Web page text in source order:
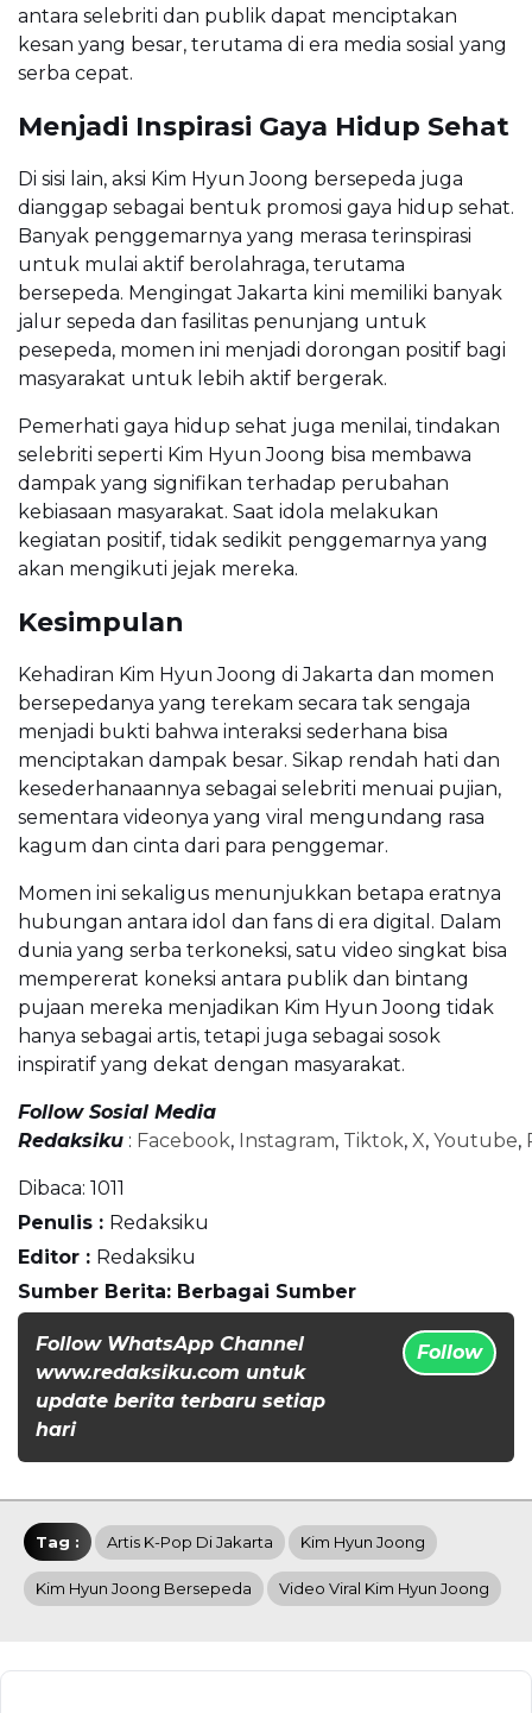
antara selebriti dan publik dapat menciptakan
kesan yang besar, terutama di era media sosial yang
serba cepat.
Menjadi Inspirasi Gaya Hidup Sehat
Di sisi lain, aksi Kim Hyun Joong bersepeda juga
dianggap sebagai bentuk promosi gaya hidup sehat.
Banyak penggemarnya yang merasa terinspirasi
untuk mulai aktif berolahraga, terutama
bersepeda. Mengingat Jakarta kini memiliki banyak
jalur sepeda dan fasilitas penunjang untuk
pesepeda, momen ini menjadi dorongan positif bagi
masyarakat untuk lebih aktif bergerak.
Pemerhati gaya hidup sehat juga menilai, tindakan
selebriti seperti Kim Hyun Joong bisa membawa
dampak yang signifikan terhadap perubahan
kebiasaan masyarakat. Saat idola melakukan
kegiatan positif, tidak sedikit penggemarnya yang
akan mengikuti jejak mereka.
Kesimpulan
Kehadiran Kim Hyun Joong di Jakarta dan momen
bersepedanya yang terekam secara tak sengaja
menjadi bukti bahwa interaksi sederhana bisa
menciptakan dampak besar. Sikap rendah hati dan
kesederhanaannya sebagai selebriti menuai pujian,
sementara videonya yang viral mengundang rasa
kagum dan cinta dari para penggemar.
Momen ini sekaligus menunjukkan betapa eratnya
hubungan antara idol dan fans di era digital. Dalam
dunia yang serba terkoneksi, satu video singkat bisa
mempererat koneksi antara publik dan bintang
pujaan mereka menjadikan Kim Hyun Joong tidak
hanya sebagai artis, tetapi juga sebagai sosok
inspiratif yang dekat dengan masyarakat.
Follow Sosial Media
Redaksiku : Facebook, Instagram, Tiktok, X, Youtube,
Dibaca: 1011
Penulis : Redaksiku
Editor : Redaksiku
Sumber Berita: Berbagai Sumber
Follow WhatsApp Channel
www.redaksiku.com untuk
update berita terbaru setiap
hari
Follow
Tag : Artis K-Pop Di Jakarta Kim Hyun Joong
Kim Hyun Joong Bersepeda Video Viral Kim Hyun Joong